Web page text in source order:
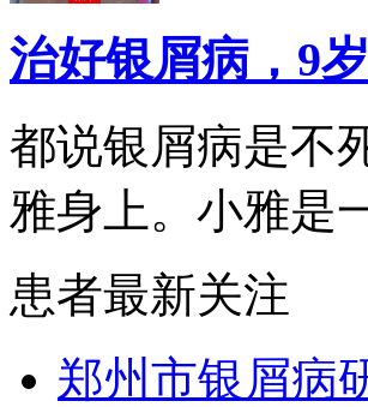
治好银屑病，9
都说银屑病是不
雅身上。小雅是
患者最新关注
郑州市银屑病